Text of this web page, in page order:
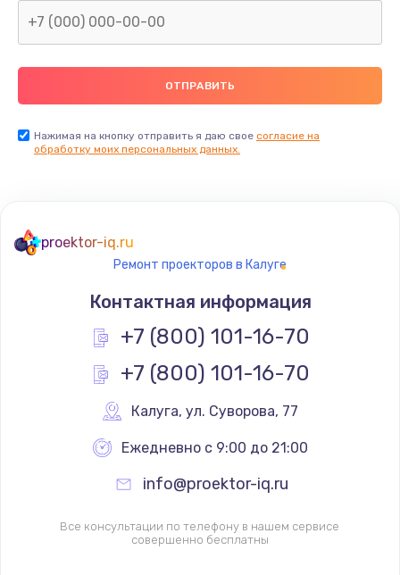
Замена микросхемы NFC
Заказать
Замена SIM-карты
от 550 руб.
Ремонт мембраны
Заказать
от 880 руб.
Заказать
Замена микросхемы Bluetooth
Нажимая на кнопку отправить я даю свое согласие на
обработку моих персональных данных.
proektor-iq.ru
Ремонт проекторов в Калуге
Контактная информация
+7 (800) 101-16-70
+7 (800) 101-16-70
Калуга, ул. Суворова, 77
Ежедневно с 9:00 до 21:00
info@proektor-iq.ru
Все консультации по телефону в нашем сервисе
совершенно бесплатны